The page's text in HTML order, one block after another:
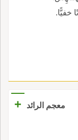
خفيًّا.
معجم الرائد
+